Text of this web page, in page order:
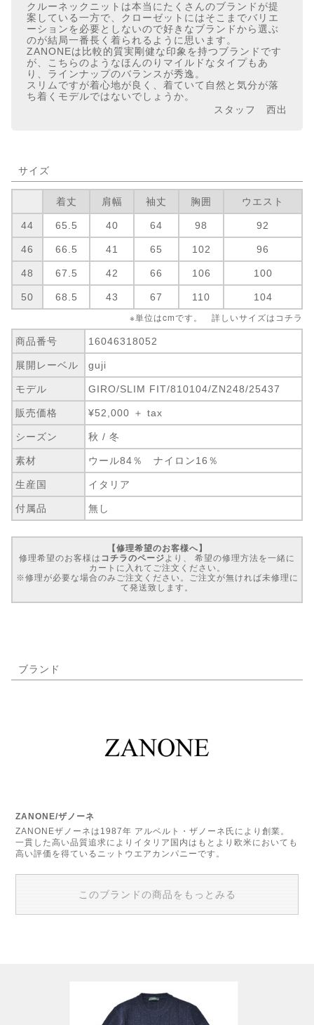
クルーネックニットは本当にたくさんのブランドが提
案している一方で、クローゼットにはそこまでバリエ
ーションを必要としないので好きなブランドから選ぶ
のが結局一番長く着られるように思います。
ZANONEは比較的質実剛健な印象を持つブランドです
が、こちらのようなほんのりマイルドなタイプもあ
り、ラインナップのバランスが秀逸。
スリムですが着心地が良く、着ていて自然と気分が落
ち着くモデルではないでしょうか。
スタッフ 西出
サイズ
着丈 肩幅 袖丈 胸囲 ウエスト
44 65.5 40 64 98 92
46 66.5 41 65 102 96
48 67.5 42 66 106 100
50 68.5 43 67 110 104
※単位はcmです。 詳しいサイズは コチラ
商品番号 16046318052
展開レーベル guji
モデル GIRO/SLIM FIT/810104/ZN248/25437
販売価格 ¥52,000 ＋ tax
シーズン 秋 / 冬
素材 ウール84％ ナイロン16％
生産国 イタリア
付属品 無し
【修理希望のお客様へ】
修理希望のお客様は コチラのページ より、 希望の修理方法を一緒に
カートに入れてご注文ください。
※修理が必要な場合のみご注文ください。ご注文が無ければ未修理に
て発送致します。
ブランド
ZANONE/ザノーネ
ZANONEザノーネは1987年 アルベルト・ザノーネ氏により創業。
一貫した高い品質追求によりイタリア国内はもとより欧米においても
高い評価を得ているニットウエアカンパニーです。
このブランドの商品をもっとみる